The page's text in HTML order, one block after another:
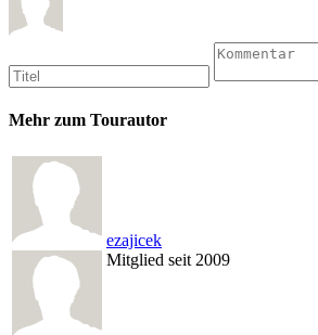
Mehr zum Tourautor
ezajicek
Mitglied seit 2009